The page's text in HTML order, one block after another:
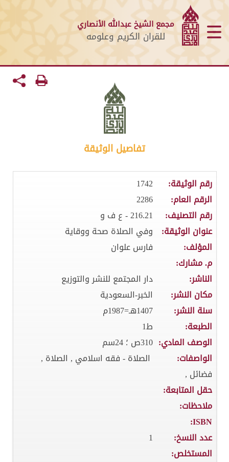
مجمع الشيخ عبدالله الأنصاري
للقران الكريم وعلومه
تفاصيل الوثيقة
رقم الوثيقة:
1742
الرقم العام:
2286
رقم التصنيف:
216.21 - ع ف و
عنوان الوثيقة:
وفي الصلاة صحة ووقاية
المؤلف:
فارس علوان
م. مشارك:
الناشر:
دار المجتمع للنشر والتوزيع
مكان النشر:
الخبر-السعودية
سنة النشر:
1407هـ=1987م
الطبعة:
ط1
الوصف المادي: 310ص ؛ 24سم
الواصفات:
الصلاة - فقه اسلامي , الصلاة ,
فضائل ,
حقل المتابعة:
ملاحظات:
ISBN:
عدد النسخ:
1
المستخلص: